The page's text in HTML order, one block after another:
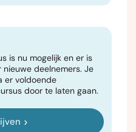
is nu mogelijk en er is
deelnemers. Je
er voldoende
door te laten gaan.